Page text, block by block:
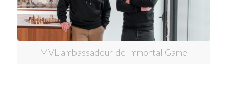
MVL ambassadeur de Immortal Game